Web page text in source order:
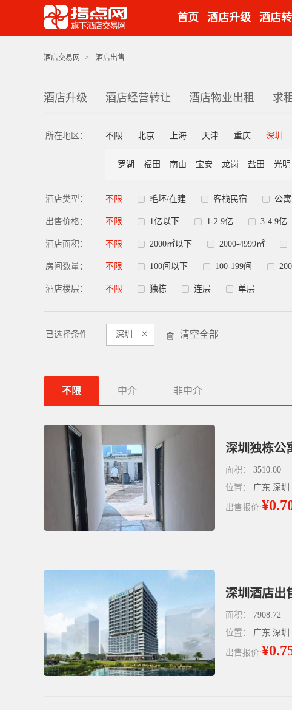
首页 酒店升级 酒店
酒店交易网 > 酒店出售
酒店升级 酒店经营转让 酒店物业出租 求
所在地区： 不限 北京 上海 天津 重庆 深圳
罗湖 福田 南山 宝安 龙岗 盐田 光明
酒店类型： 不限 毛坯/在建 客栈民宿 公寓
出售价格： 不限 1亿以下 1-2.9亿 3-4.9亿
酒店面积： 不限 2000㎡以下 2000-4999㎡
房间数量： 不限 100间以下 100-199间
酒店楼层： 不限 独栋 连层 单层
已选择条件 深圳 × 清空全部
不限 中介 非中介
深圳独栋公
面积： 3510.00
位置： 广东 深圳
出售报价:
深圳酒店出
面积： 7908.72
位置： 广东 深圳
出售报价: